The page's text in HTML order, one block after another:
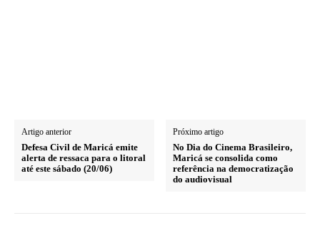
Artigo anterior
Defesa Civil de Maricá emite
alerta de ressaca para o litoral
até este sábado (20/06)
Próximo artigo
No Dia do Cinema Brasileiro,
Maricá se consolida como
referência na democratização
do audiovisual